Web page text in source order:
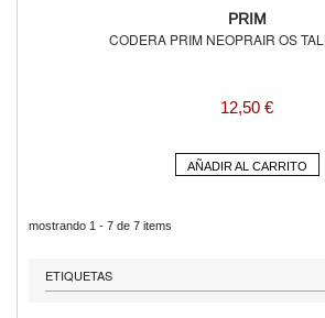
PRIM
CODERA PRIM NEOPRAIR OS
12,50 €
AÑADIR AL CARRITO
mostrando 1 - 7 de 7 items
ETIQUETAS